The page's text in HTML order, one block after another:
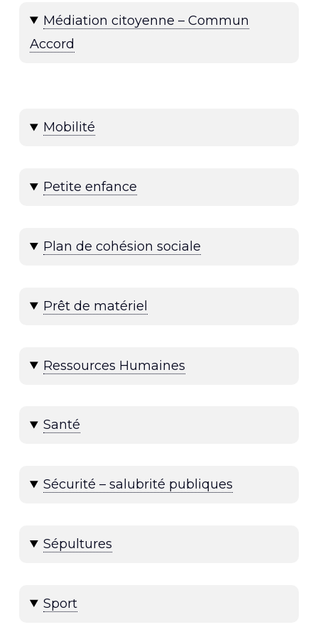
Médiation citoyenne – Commun
Accord
Mobilité
Petite enfance
Plan de cohésion sociale
Prêt de matériel
Ressources Humaines
Santé
Sécurité – salubrité publiques
Sépultures
Sport